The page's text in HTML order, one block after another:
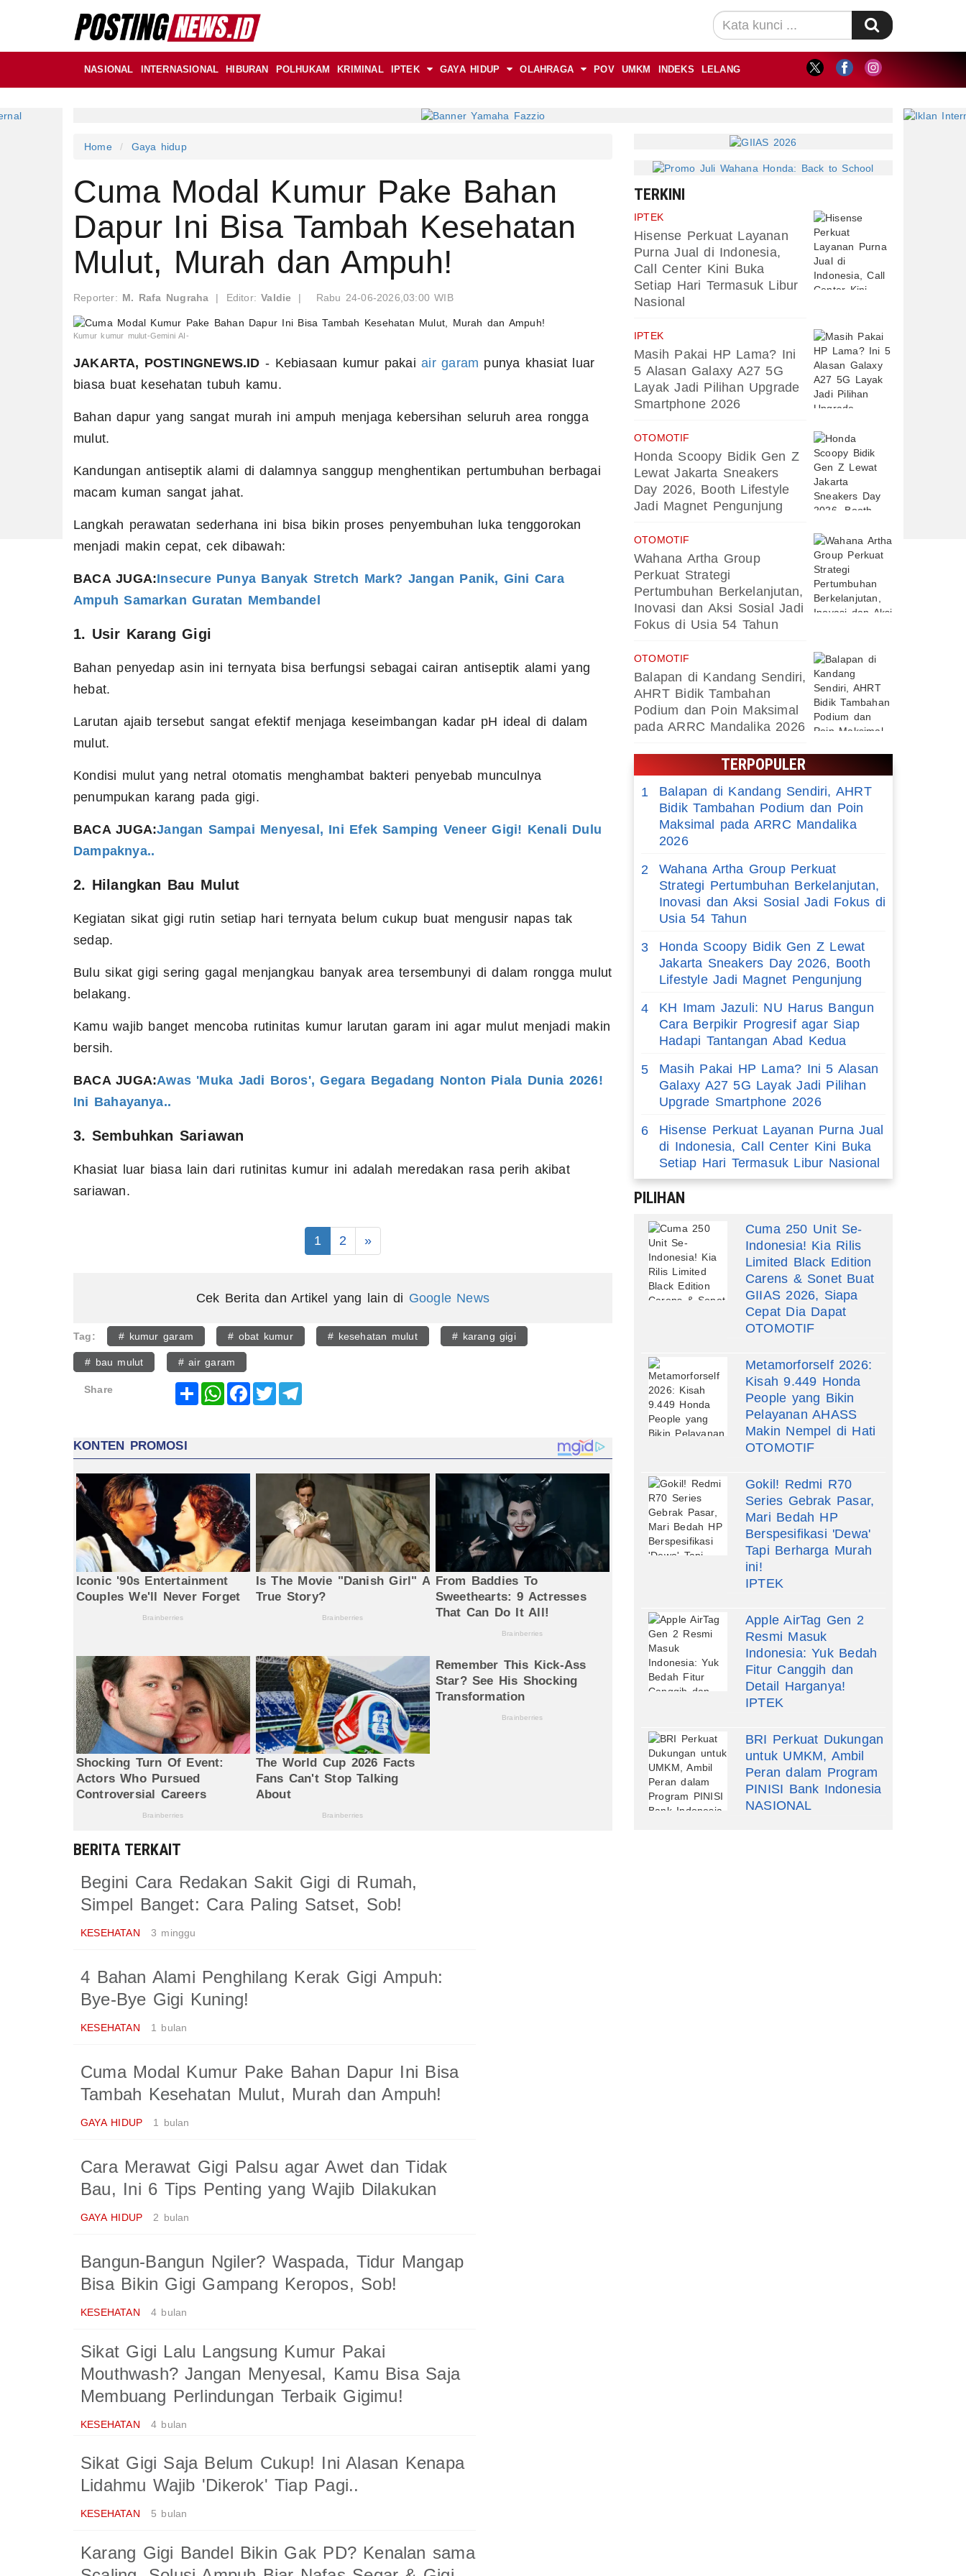
NASIONAL INTERNASIONAL HIBURAN POLHUKAM KRIMINAL IPTEK GAYA HIDUP OLAHRAGA POV UMKM INDEKS LELANG
Home Gaya hidup
Cuma Modal Kumur Pake Bahan
Dapur Ini Bisa Tambah Kesehatan
Mulut, Murah dan Ampuh!
Reporter: M. Rafa Nugraha | Editor:Valdie | Rabu 24-06-2026,03:00 WIB
Kumur kumur mulut-Gemini AI-
JAKARTA, POSTINGNEWS.ID - Kebiasaan kumur pakaiair garam punya khasiat luar
biasa buat kesehatan tubuh kamu.
Bahan dapur yang sangat murah ini ampuh menjaga kebersihan seluruh area rongga
mulut.
Kandungan antiseptik alami di dalamnya sanggup menghentikan pertumbuhan berbagai
macam kuman sangat jahat.
Langkah perawatan sederhana ini bisa bikin proses penyembuhan luka tenggorokan
menjadi makin cepat, cek dibawah:
BACA JUGA:Insecure Punya Banyak Stretch Mark? Jangan Panik, Gini Cara
Ampuh Samarkan Guratan Membandel
1. Usir Karang Gigi
Bahan penyedap asin ini ternyata bisa berfungsi sebagai cairan antiseptik alami yang
hebat.
Larutan ajaib tersebut sangat efektif menjaga keseimbangan kadar pH ideal di dalam
mulut.
Kondisi mulut yang netral otomatis menghambat bakteri penyebab munculnya
penumpukan karang pada gigi.
BACA JUGA:Jangan Sampai Menyesal, Ini Efek Samping Veneer Gigi! Kenali Dulu
Dampaknya..
2. Hilangkan Bau Mulut
Kegiatan sikat gigi rutin setiap hari ternyata belum cukup buat mengusir napas tak
sedap.
Bulu sikat gigi sering gagal menjangkau banyak area tersembunyi di dalam rongga mulut
belakang.
Kamu wajib banget mencoba rutinitas kumur larutan garam ini agar mulut menjadi makin
bersih.
BACA JUGA:Awas 'Muka Jadi Boros', Gegara Begadang Nonton Piala Dunia 2026!
Ini Bahayanya..
3. Sembuhkan Sariawan
Khasiat luar biasa lain dari rutinitas kumur ini adalah meredakan rasa perih akibat
sariawan.
1 2 »
Cek Berita dan Artikel yang lain di Google News
Tag: # kumur garam # obat kumur # kesehatan mulut # karang gigi
# bau mulut # air garam
Share Share WhatsAppFacebook
Twitter
BERITA TERKAIT
Begini Cara Redakan Sakit Gigi di Rumah,
Simpel Banget: Cara Paling Satset, Sob!
KESEHATAN 3 minggu
4 Bahan Alami Penghilang Kerak Gigi Ampuh:
Bye-Bye Gigi Kuning!
KESEHATAN 1 bulan
Cuma Modal Kumur Pake Bahan Dapur Ini Bisa
Tambah Kesehatan Mulut, Murah dan Ampuh!
GAYA HIDUP 1 bulan
Cara Merawat Gigi Palsu agar Awet dan Tidak
Bau, Ini 6 Tips Penting yang Wajib Dilakukan
GAYA HIDUP 2 bulan
Bangun-Bangun Ngiler? Waspada, Tidur Mangap
Bisa Bikin Gigi Gampang Keropos, Sob!
KESEHATAN 4 bulan
Sikat Gigi Lalu Langsung Kumur Pakai
Mouthwash? Jangan Menyesal, Kamu Bisa Saja
Membuang Perlindungan Terbaik Gigimu!
KESEHATAN 4 bulan
Sikat Gigi Saja Belum Cukup! Ini Alasan Kenapa
Lidahmu Wajib 'Dikerok' Tiap Pagi..
KESEHATAN 5 bulan
Karang Gigi Bandel Bikin Gak PD? Kenalan sama
TERKINI
IPTEK
Hisense Perkuat Layanan
Purna Jual di Indonesia,
Call Center Kini Buka
Setiap Hari Termasuk Libur
Nasional
IPTEK
Masih Pakai HP Lama? Ini
5 Alasan Galaxy A27 5G
Layak Jadi Pilihan Upgrade
Smartphone 2026
OTOMOTIF
Honda Scoopy Bidik Gen Z
Lewat Jakarta Sneakers
Day 2026, Booth Lifestyle
Jadi Magnet Pengunjung
OTOMOTIF
Wahana Artha Group
Perkuat Strategi
Pertumbuhan Berkelanjutan,
Inovasi dan Aksi Sosial Jadi
Fokus di Usia 54 Tahun
OTOMOTIF
Balapan di Kandang Sendiri,
AHRT Bidik Tambahan
Podium dan Poin Maksimal
pada ARRC Mandalika 2026
TERPOPULER
1
Balapan di Kandang Sendiri, AHRT
Bidik Tambahan Podium dan Poin
Maksimal pada ARRC Mandalika
2026
2
Wahana Artha Group Perkuat
Strategi Pertumbuhan Berkelanjutan,
Inovasi dan Aksi Sosial Jadi Fokus di
Usia 54 Tahun
3
Honda Scoopy Bidik Gen Z Lewat
Jakarta Sneakers Day 2026, Booth
Lifestyle Jadi Magnet Pengunjung
4
KH Imam Jazuli: NU Harus Bangun
Cara Berpikir Progresif agar Siap
Hadapi Tantangan Abad Kedua
5
Masih Pakai HP Lama? Ini 5 Alasan
Galaxy A27 5G Layak Jadi Pilihan
Upgrade Smartphone 2026
6
Hisense Perkuat Layanan Purna Jual
di Indonesia, Call Center Kini Buka
Setiap Hari Termasuk Libur Nasional
PILIHAN
Cuma 250 Unit Se-
Indonesia! Kia Rilis
Limited Black Edition
Carens & Sonet Buat
GIIAS 2026, Siapa
Cepat Dia Dapat
OTOMOTIF
Metamorforself 2026:
Kisah 9.449 Honda
People yang Bikin
Pelayanan AHASS
Makin Nempel di Hati
OTOMOTIF
Gokil! Redmi R70
Series Gebrak Pasar,
Mari Bedah HP
Berspesifikasi 'Dewa'
Tapi Berharga Murah
ini!
IPTEK
Apple AirTag Gen 2
Resmi Masuk
Indonesia: Yuk Bedah
Fitur Canggih dan
Detail Harganya!
IPTEK
BRI Perkuat Dukungan
untuk UMKM, Ambil
Peran dalam Program
PINISI Bank Indonesia
NASIONAL